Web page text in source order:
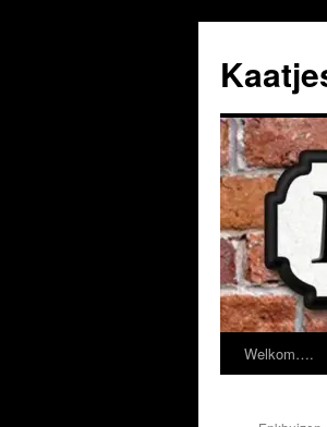
de
inhoud
Welkom….